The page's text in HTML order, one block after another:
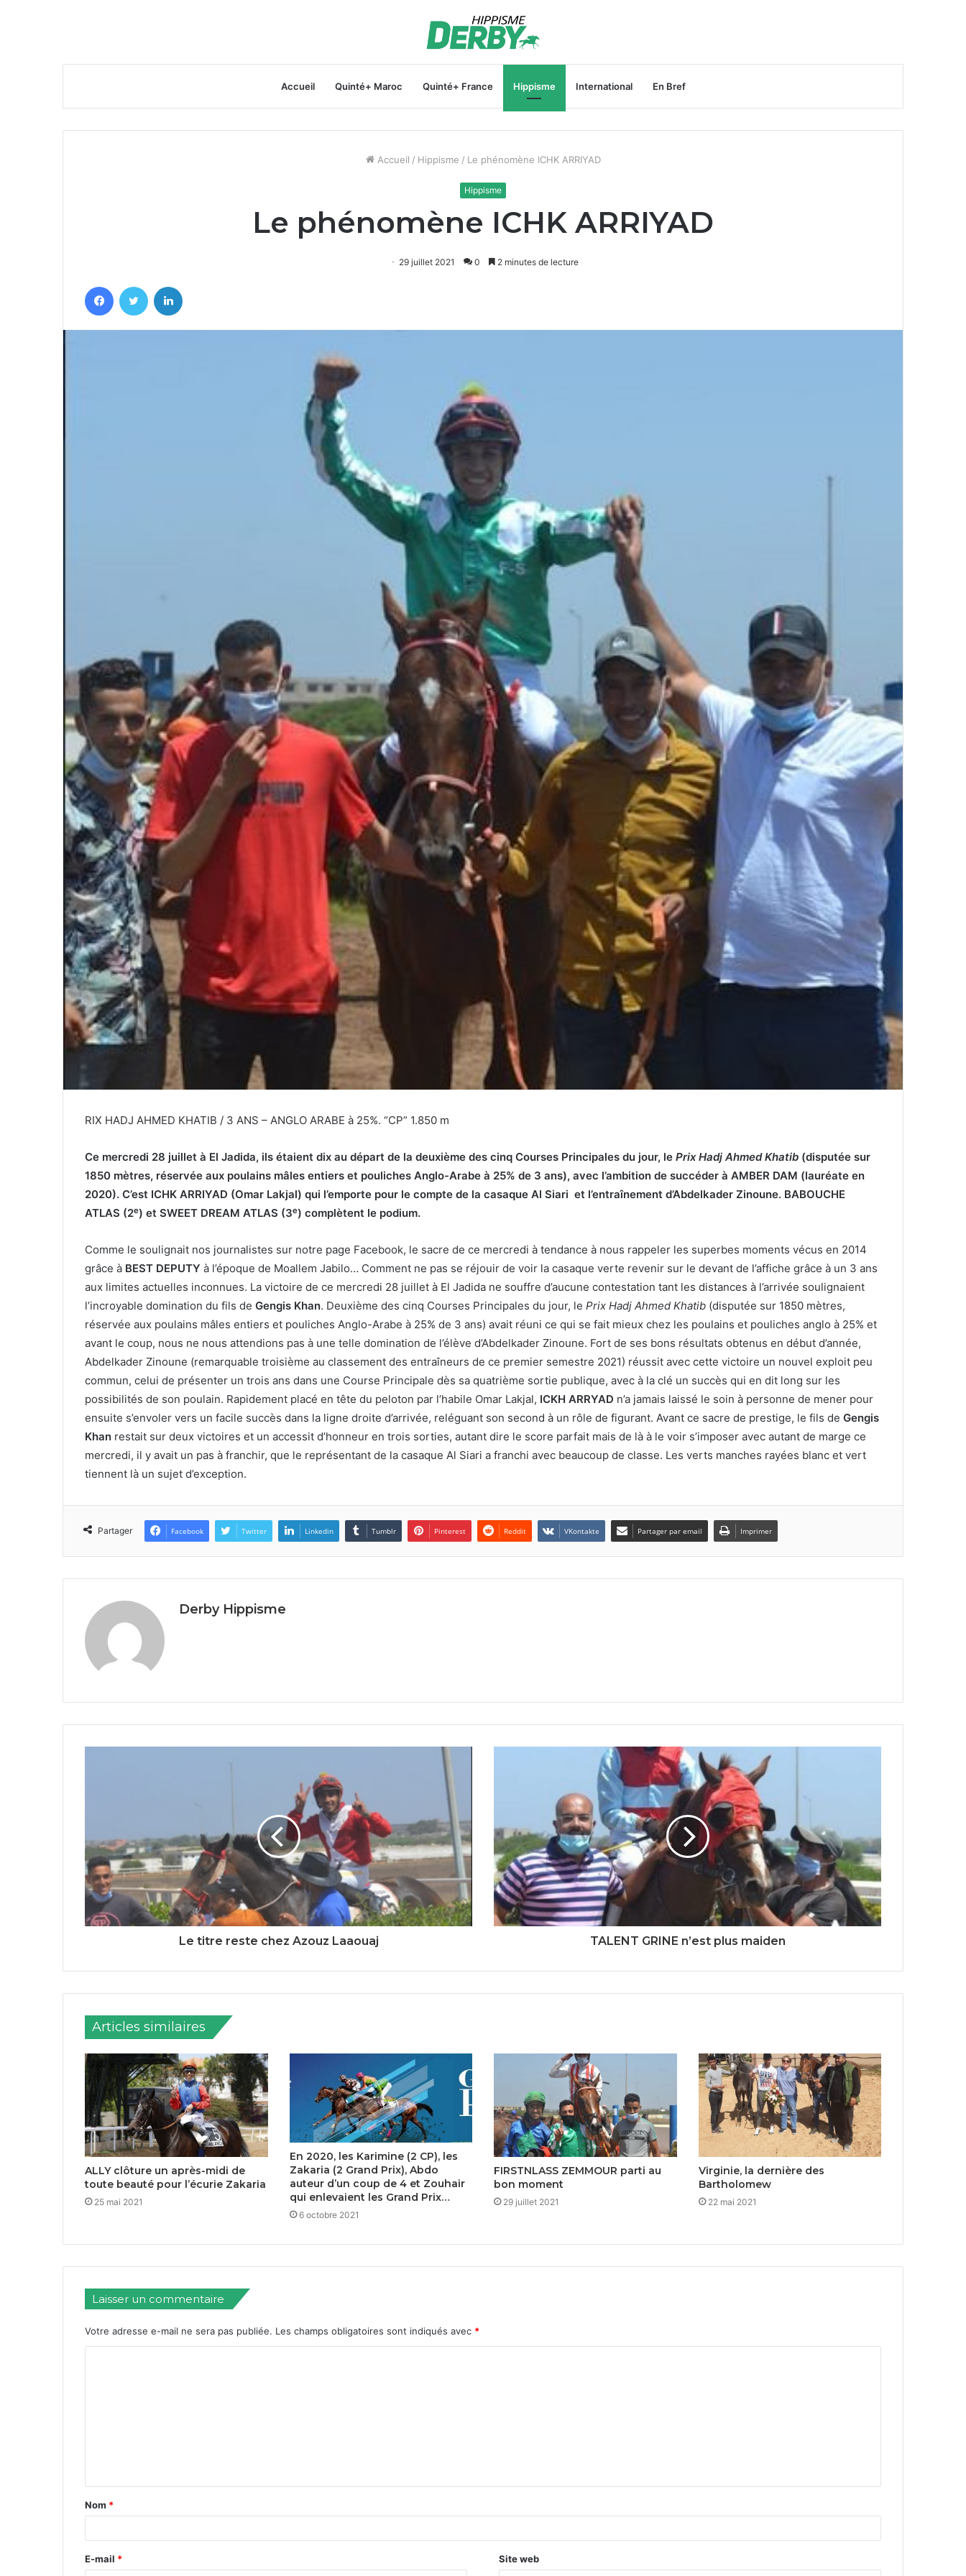
Accueil Quinté+ Maroc Quinté+ France Hippisme International En Bref
Accueil / Hippisme / Le phénomène ICHK ARRIYAD
Hippisme
Le phénomène ICHK ARRIYAD
29 juillet 2021 0 2 minutes de lecture
FacebookTwitter
RIX HADJ AHMED KHATIB / 3 ANS – ANGLO ARABE à 25%. “CP” 1.850 m
Ce mercredi 28 juillet à El Jadida, ils étaient dix au départ de la deuxième des cinq Courses Principales du jour, le Prix Hadj Ahmed Khatib (disputée sur
1850 mètres, réservée aux poulains mâles entiers et pouliches Anglo-Arabe à 25% de 3 ans), avec l’ambition de succéder à AMBER DAM (lauréate en
2020). C’est ICHK ARRIYAD (Omar Lakjal) qui l’emporte pour le compte de la casaque Al Siari et l’entraînement d’Abdelkader Zinoune. BABOUCHE
ATLAS (2e) et SWEET DREAM ATLAS (3e) complètent le podium.
Comme le soulignait nos journalistes sur notre page Facebook, le sacre de ce mercredi à tendance à nous rappeler les superbes moments vécus en 2014
grâce à BEST DEPUTY à l’époque de Moallem Jabilo… Comment ne pas se réjouir de voir la casaque verte revenir sur le devant de l’affiche grâce à un 3 ans
aux limites actuelles inconnues. La victoire de ce mercredi 28 juillet à El Jadida ne souffre d’aucune contestation tant les distances à l’arrivée soulignaient
l’incroyable domination du fils de Gengis Khan. Deuxième des cinq Courses Principales du jour, le Prix Hadj Ahmed Khatib (disputée sur 1850 mètres,
réservée aux poulains mâles entiers et pouliches Anglo-Arabe à 25% de 3 ans) avait réuni ce qui se fait mieux chez les poulains et pouliches anglo à 25% et
avant le coup, nous ne nous attendions pas à une telle domination de l’élève d’Abdelkader Zinoune. Fort de ses bons résultats obtenus en début d’année,
Abdelkader Zinoune (remarquable troisième au classement des entraîneurs de ce premier semestre 2021) réussit avec cette victoire un nouvel exploit peu
commun, celui de présenter un trois ans dans une Course Principale dès sa quatrième sortie publique, avec à la clé un succès qui en dit long sur les
possibilités de son poulain. Rapidement placé en tête du peloton par l’habile Omar Lakjal, ICKH ARRYAD n’a jamais laissé le soin à personne de mener pour
ensuite s’envoler vers un facile succès dans la ligne droite d’arrivée, reléguant son second à un rôle de figurant. Avant ce sacre de prestige, le fils de Gengis
Khan restait sur deux victoires et un accessit d’honneur en trois sorties, autant dire le score parfait mais de là à le voir s’imposer avec autant de marge ce
mercredi, il y avait un pas à franchir, que le représentant de la casaque Al Siari a franchi avec beaucoup de classe. Les verts manches rayées blanc et vert
tiennent là un sujet d’exception.
Partager Facebook Twitter Linkedin Tumblr Pinterest Reddit VKontakte Partager par email Imprimer
Derby Hippisme
Le titre reste chez Azouz Laaouaj TALENT GRINE n’est plus maiden
Articles similaires
ALLY clôture un après-midi de
toute beauté pour l’écurie Zakaria
25 mai 2021
En 2020, les Karimine (2 CP), les
Zakaria (2 Grand Prix), Abdo
auteur d’un coup de 4 et Zouhair
qui enlevaient les Grand Prix…
6 octobre 2021
FIRSTNLASS ZEMMOUR parti au
bon moment
29 juillet 2021
Virginie, la dernière des
Bartholomew
22 mai 2021
Laisser un commentaire
Votre adresse e-mail ne sera pas publiée. Les champs obligatoires sont indiqués avec *
Nom *
E-mail * Site web